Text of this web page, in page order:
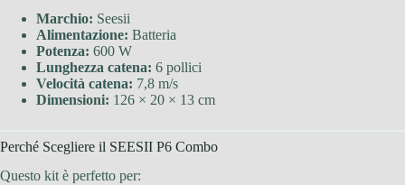
Marchio: Seesii
Alimentazione: Batteria
Potenza: 600 W
Lunghezza catena: 6 pollici
Velocità catena: 7,8 m/s
Dimensioni: 126 × 20 × 13 cm
Perché Scegliere il SEESII P6 Combo
Questo kit è perfetto per: